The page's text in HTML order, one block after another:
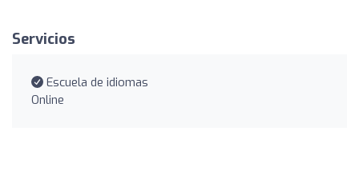
Servicios
Escuela de idiomas
Online